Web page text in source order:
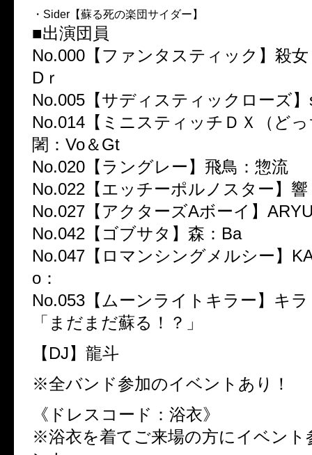
・Sider【蘇る死の楽団サイダー】
■出演団員
No.000【ファンタスティック】殺
Dｒ
No.005【サディスティックローズ
No.014【ミニスティッチＤＸ（ど
闍：Vo＆Gt
No.020【ラングレー】飛鳥：惣流
No.022【エッチーポルノスター】
No.027【アクターズAボーイ】
No.042【ゴブサタ】森：Ba
No.047【ロマンシングメルシー】
o：
No.053【ムーンライトキラー】キラ
「まだまだ蘇る！？」
【DJ】龍斗
※全バンド参加のイベントあり！
《ドレスコード：浴衣》
※浴衣を着てご来場の方にイベント